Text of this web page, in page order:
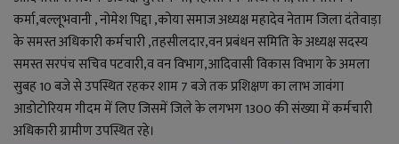
कर्मा,बल्लूभवानी , नोमेश पिद्दा ,कोया समाज अध्यक्ष महादेव नेताम जिला दंतेवाड़ा
के समस्त अधिकारी कर्मचारी ,तहसीलदार,वन प्रबंधन समिति के अध्यक्ष सदस्य
समस्त सरपंच सचिव पटवारी,व वन विभाग,आदिवासी विकास विभाग के अमला
सुबह 10 बजे से उपस्थित रहकर शाम 7 बजे तक प्रशिक्षण का लाभ जावंगा
आडोटोरियम गीदम में लिए जिसमें जिले के लगभग 1300 की संख्या में कर्मचारी
अधिकारी ग्रामीण उपस्थित रहे।